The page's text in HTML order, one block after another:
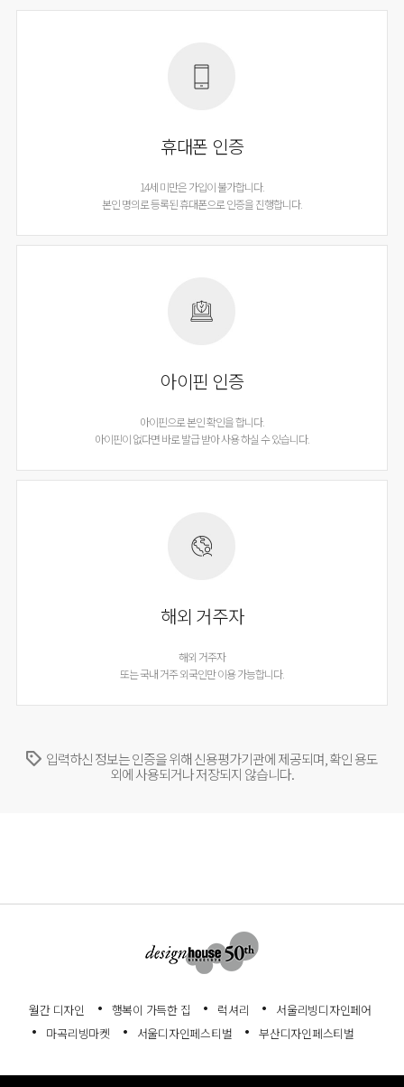
휴대폰 인증
14세 미만은 가입이 불가합니다.
본인 명의로 등록된 휴대폰으로 인증을 진행합니다.
아이핀 인증
아이핀으로 본인 확인을 합니다.
아이핀이 없다면 바로 발급 받아 사용 하실 수 있습니다.
해외 거주자
해외 거주자
또는 국내 거주 외국인만 이용 가능합니다.
입력하신 정보는 인증을 위해 신용평가기관에 제공되며, 확인 용도
외에 사용되거나 저장되지 않습니다.
월간 디자인 행복이 가득한 집 럭셔리
서울리빙디자인페어
마곡리빙마켓
서울디자인페스티벌 부산디자인페스티벌